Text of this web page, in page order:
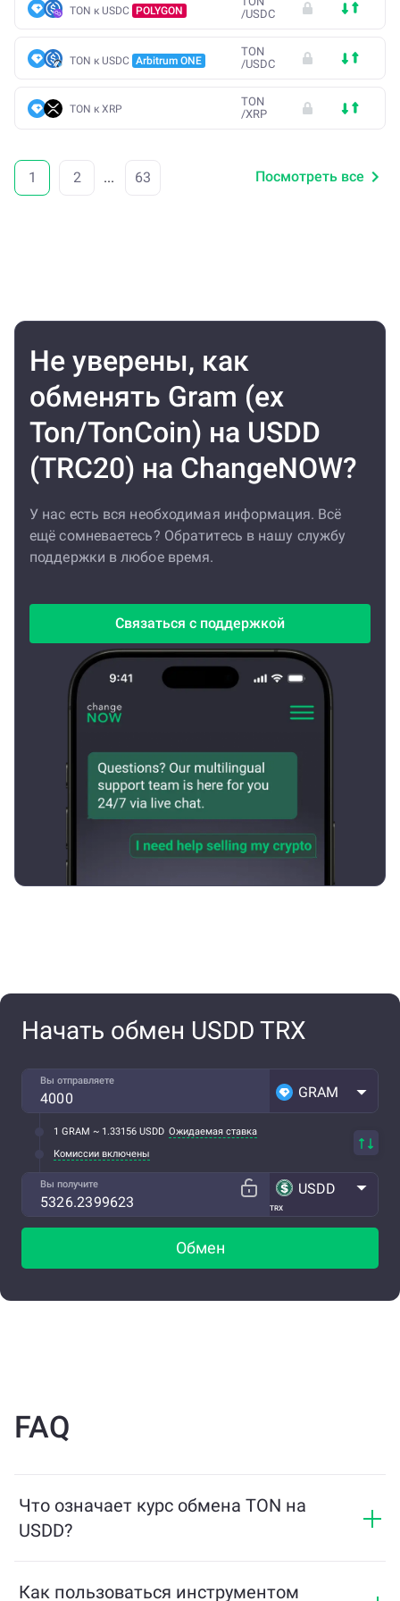
TON к USDC POLYGON
/USDC
TON к USDC Arbitrum ONE
TON
/USDC
TON к XRP
TON
/XRP
1 2 ... 63 Посмотреть все
Не уверены, как
обменять Gram (ex
Ton/TonCoin) на USDD
(TRC20) на ChangeNOW?
У нас есть вся необходимая информация. Всё
ещё сомневаетесь? Обратитесь в нашу службу
поддержки в любое время.
Связаться с поддержкой
Начать обмен USDD TRX
Вы отправляете
GRAM
1 GRAM ~ 1.33156 USDD Ожидаемая ставка
Комиссии включены
Вы получите
TRX
USDD
Обмен
FAQ
Что означает курс обмена TON на
USDD?
получите в обмен на TON. Этот курс колеблется в
Как пользоваться инструментом